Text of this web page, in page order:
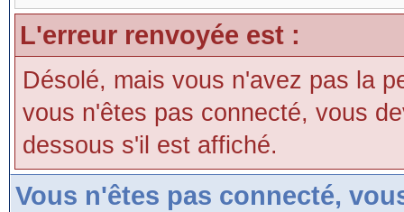
L'erreur renvoyée est :
Désolé, mais vous n'avez pas la
vous n'êtes pas connecté, vous
dessous s'il est affiché.
Vous n'êtes pas connecté,